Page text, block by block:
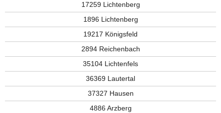
17259 Lichtenberg
1896 Lichtenberg
19217 Königsfeld
2894 Reichenbach
35104 Lichtenfels
36369 Lautertal
37327 Hausen
4886 Arzberg